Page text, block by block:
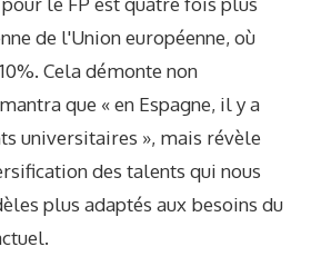
de l'Union européenne, où
Cela démonte non
que « en Espagne, il y a
universitaires », mais révèle
des talents qui nous
plus adaptés aux besoins du